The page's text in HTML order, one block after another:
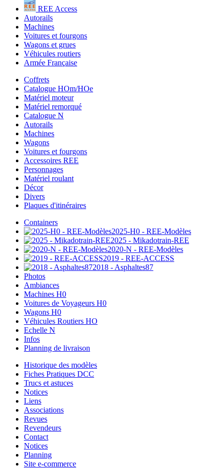
REE Access
Autorails
Machines
Voitures et fourgons
Wagons et grues
Véhicules routiers
Armée Française
Coffrets
Catalogue HOm/HOe
Matériel moteur
Matériel remorqué
Catalogue N
Autorails
Machines
Wagons
Voitures et fourgons
Accessoires REE
Personnages
Matériel roulant
Décor
Divers
Plaques d'itinéraires
Containers
2025-H0 - REE-Modèles
2025 - Mikadotrain-REE
2020-N - REE-Modèles
2019 - REE-ACCESS
2018 - Asphaltes87
Photos
Ambiances
Machines H0
Voitures de Voyageurs H0
Wagons H0
Véhicules Routiers HO
Echelle N
Infos
Planning de livraison
Historique des modèles
Fiches Pratiques DCC
Trucs et astuces
Notices
Liens
Associations
Revues
Revendeurs
Contact
Notices
Planning
Site e-commerce